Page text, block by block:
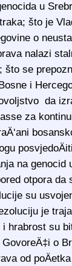
u
što je
o
nalazi
što se
i
da
za
na genocid
otpora
su
je
hrabrost su
o
od